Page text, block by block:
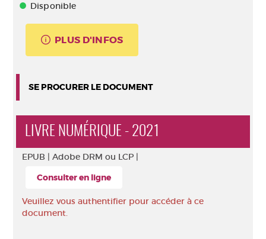
Disponible
PLUS D'INFOS
SE PROCURER LE DOCUMENT
LIVRE NUMÉRIQUE - 2021
EPUB | Adobe DRM ou LCP |
Consulter en ligne
Veuillez vous authentifier pour accéder à ce
document.